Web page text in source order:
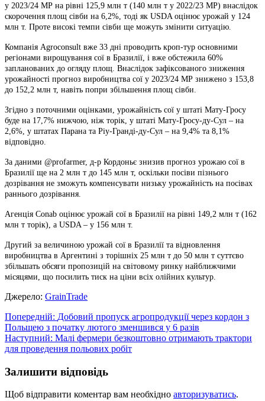
у 2023/24 МР на рівні 125,9 млн т (140 млн т у 2022/23 МР) внаслідок
скорочення площ сівби на 6,2%, тоді як USDA оцінює урожай у 124
млн т. Проте високі темпи сівби ще можуть змінити ситуацію.
Компанія Agroconsult вже 33 дні проводить кроп-тур основними
регіонами вирощування сої в Бразилії, і вже обстежила 60%
запланованих до огляду площ. Внаслідок зафіксованого зниження
урожайності прогноз виробництва сої у 2023/24 МР знижено з 153,8
до 152,2 млн т, навіть попри збільшення площ сівби.
Згідно з поточними оцінками, урожайність сої у штаті Мату-Гросу
буде на 17,7% нижчою, ніж торік, у штаті Мату-Гросу-ду-Сул – на
2,6%, у штатах Парана та Ріу-Гранді-ду-Сул – на 9,4% та 8,1%
відповідно.
За даними @profarmer, д-р Кордоньє знизив прогноз урожаю сої в
Бразилії ще на 2 млн т до 145 млн т, оскільки посіви пізнього
дозрівання не зможуть компенсувати низьку урожайність на посівах
раннього дозрівання.
Агенція Conab оцінює урожай сої в Бразилії на рівні 149,2 млн т (162
млн т торік), а USDA – у 156 млн т.
Другий за величиною урожай сої в Бразилії та відновлення
виробництва в Аргентині з торішніх 25 млн т до 50 млн т суттєво
збільшать обсяги пропозицій на світовому ринку найближчими
місяцями, що посилить тиск на ціни всіх олійних культур.
Джерело: GrainTrade
Навігація
записів
Попередній: Добовий пропуск агропродукції через кордон з
Польщею з початку лютого зменшився у 6 разів
Наступний: Малі фермери безкоштовно отримають трактори
для проведення польових робіт
Залишити відповідь
Щоб відправити коментар вам необхідно авторизуватись.